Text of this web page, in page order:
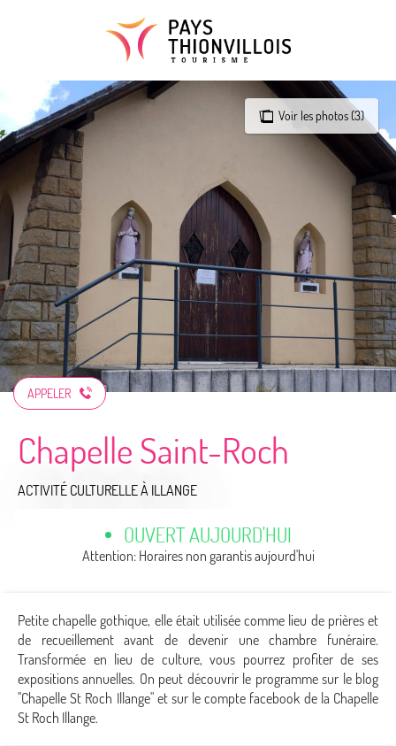
Voir les photos (3)
APPELER
Chapelle Saint-Roch
ACTIVITÉ CULTURELLEÀ ILLANGE
OUVERT AUJOURD'HUI
Attention: Horaires non garantis aujourd'hui
Petite chapelle gothique, elle était utilisée comme lieu de prières et
de recueillement avant de devenir une chambre funéraire.
Transformée en lieu de culture, vous pourrez profiter de ses
expositions annuelles. On peut découvrir le programme sur le blog
"Chapelle St Roch Illange" et sur le compte facebook de la Chapelle
St Roch Illange.